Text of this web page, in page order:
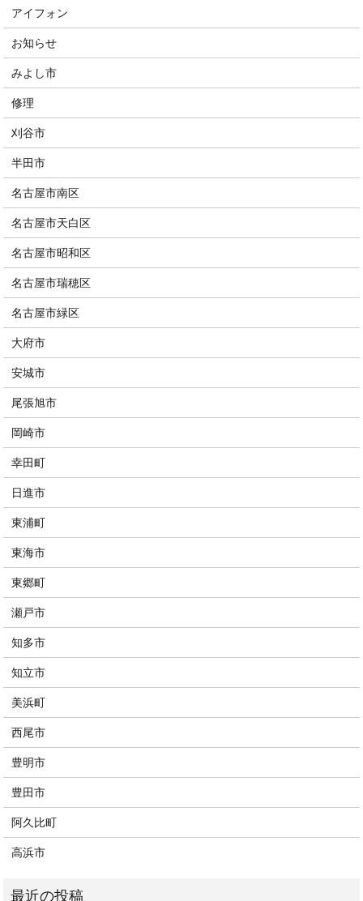
アイフォン
お知らせ
みよし市
修理
刈谷市
半田市
名古屋市南区
名古屋市天白区
名古屋市昭和区
名古屋市瑞穂区
名古屋市緑区
大府市
安城市
尾張旭市
岡崎市
幸田町
日進市
東浦町
東海市
東郷町
瀬戸市
知多市
知立市
美浜町
西尾市
豊明市
豊田市
阿久比町
高浜市